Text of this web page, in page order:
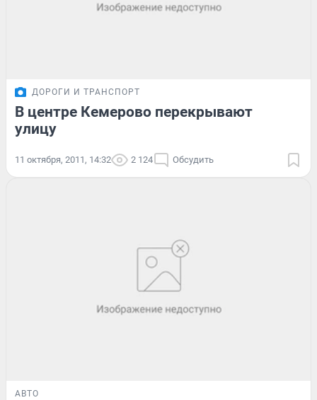
ДОРОГИ И ТРАНСПОРТ
В центре Кемерово перекрывают
улицу
11 октября, 2011, 14:32 2 124 Обсудить
АВТО